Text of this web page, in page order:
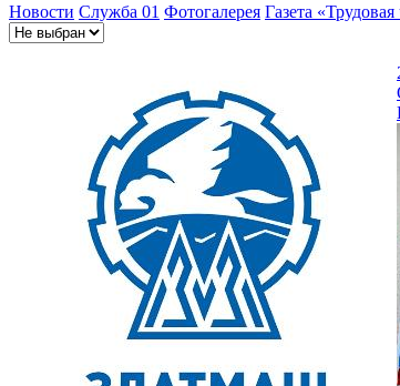
Новости Служба 01 Фотогалерея Газета